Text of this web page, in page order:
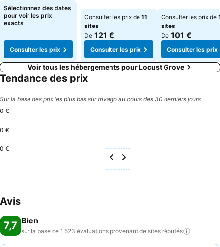
Consulter les prix
Sélectionnez des dates
pour voir les prix
exacts
Consulter les prix
Consulter les prix
Consulter les prix de 11
sites
De 121 €
Consulter les prix
Consulter les
Consulter les prix de
sites
De 101 €
Consulter les prix
Voir tous les hébergements pour Locust Grove
Tendance des prix
Sur la base des prix les plus bas sur trivago au cours des 30 derniers jours
0 €
0 €
0 €
Avis
7,7 Bien
sur la base de 1 523 évaluations provenant de sites réputés